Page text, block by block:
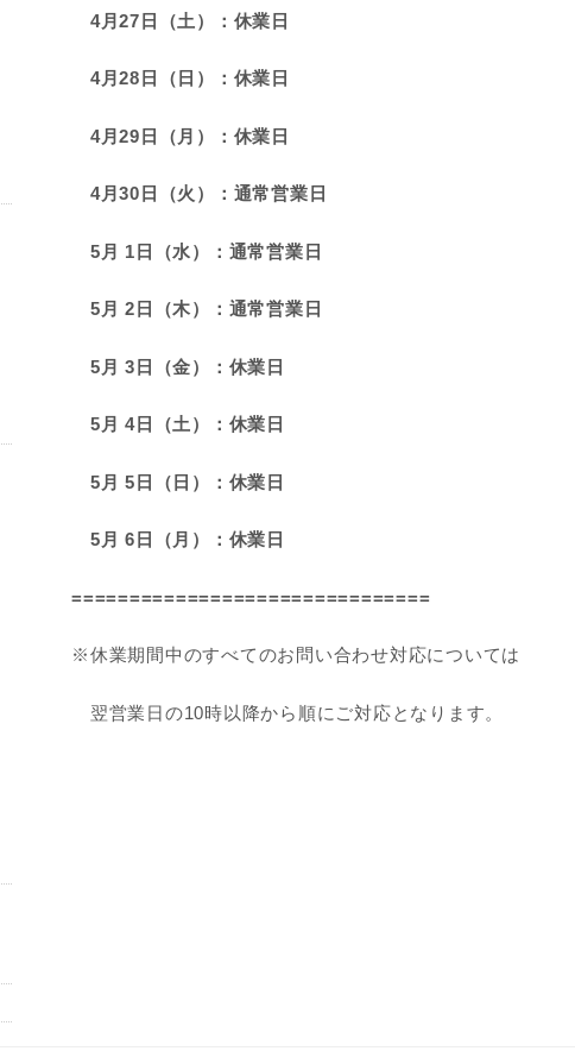
4月27日（土）：休業日
4月28日（日）：休業日
4月29日（月）：休業日
4月30日（火）：通常営業日
5月 1日（水）：通常営業日
5月 2日（木）：通常営業日
5月 3日（金）：休業日
5月 4日（土）：休業日
5月 5日（日）：休業日
5月 6日（月）：休業日
===============================
※休業期間中のすべてのお問い合わせ対応については
翌営業日の10時以降から順にご対応となります。